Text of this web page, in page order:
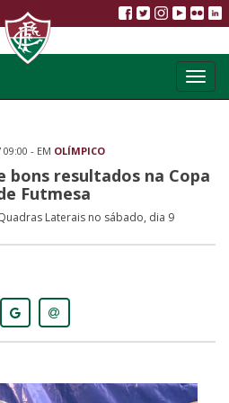
- EM OLÍMPICO
bons resultados na Copa
Futmesa
Laterais no sábado, dia 9